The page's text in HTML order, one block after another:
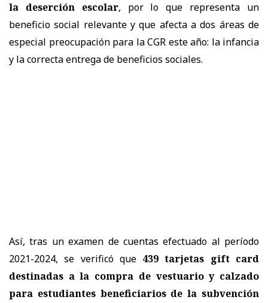
la deserción escolar, por lo que representa un
beneficio social relevante y que afecta a dos áreas de
especial preocupación para la CGR este año: la infancia
y la correcta entrega de beneficios sociales.
Así, tras un examen de cuentas efectuado al período
2021-2024, se verificó que 439 tarjetas gift card
destinadas a la compra de vestuario y calzado
para estudiantes beneficiarios de la subvención